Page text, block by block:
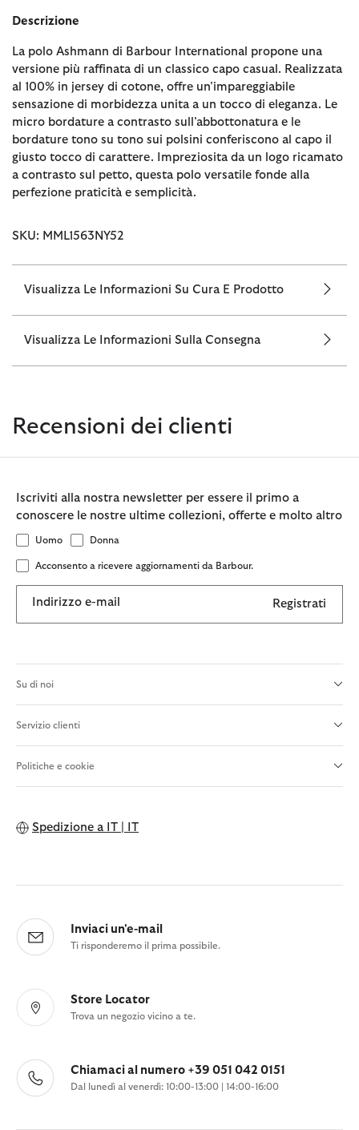
Descrizione
La polo Ashmann di Barbour International propone una
versione più raffinata di un classico capo casual. Realizzata
al 100% in jersey di cotone, offre un’impareggiabile
sensazione di morbidezza unita a un tocco di eleganza. Le
micro bordature a contrasto sull’abbottonatura e le
bordature tono su tono sui polsini conferiscono al capo il
giusto tocco di carattere. Impreziosita da un logo ricamato
a contrasto sul petto, questa polo versatile fonde alla
perfezione praticità e semplicità.
SKU: MML1563NY52
Visualizza Le Informazioni Su Cura E Prodotto
Visualizza Le Informazioni Sulla Consegna
Recensioni dei clienti
Iscriviti alla nostra newsletter per essere il primo a
conoscere le nostre ultime collezioni, offerte e molto altro
Uomo Donna
Acconsento a ricevere aggiornamenti da Barbour.
Indirizzo e-mail Registrati
Su di noi
Servizio clienti
Politiche e cookie
Spedizione a IT | IT
Inviaci un'e-mail
Ti risponderemo il prima possibile.
Store Locator
Trova un negozio vicino a te.
Chiamaci al numero +39 051 042 0151
Dal lunedì al venerdì: 10:00-13:00 | 14:00-16:00